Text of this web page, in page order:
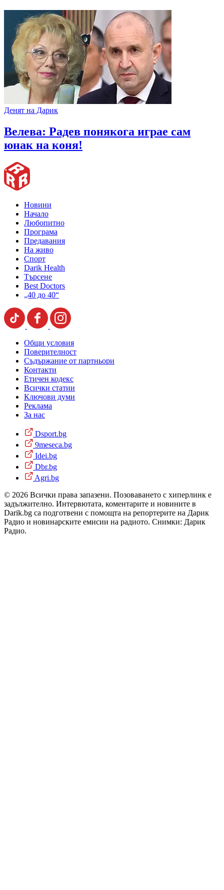
Денят на Дарик
Велева: Радев понякога играе сам
юнак на коня!
Новини
Начало
Любопитно
Програма
Предавания
На живо
Спорт
Darik Health
Търсене
Best Doctors
„40 до 40“
Общи условия
Поверителност
Съдържание от партньори
Контакти
Етичен кодекс
Всички статии
Ключови думи
Реклама
За нас
Dsport.bg
9meseca.bg
Idei.bg
Dbr.bg
Agri.bg
© 2026 Всички права запазени. Позоваването с хиперлинк е
задължително. Интервютата, коментарите и новините в
Darik.bg са подготвени с помощта на репортерите на Дарик
Радио и новинарските емисии на радиото. Снимки: Дарик
Радио.